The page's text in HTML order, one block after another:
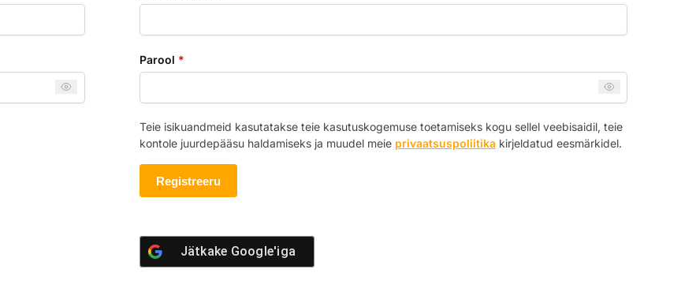
Parool *
Teie isikuandmeid kasutatakse teie kasutuskogemuse toetamiseks kogu sellel veebisaidil, teie
kontole juurdepääsu haldamiseks ja muudel meie privaatsuspoliitikakirjeldatud eesmärkidel.
Registreeru
Jätkake Google'iga